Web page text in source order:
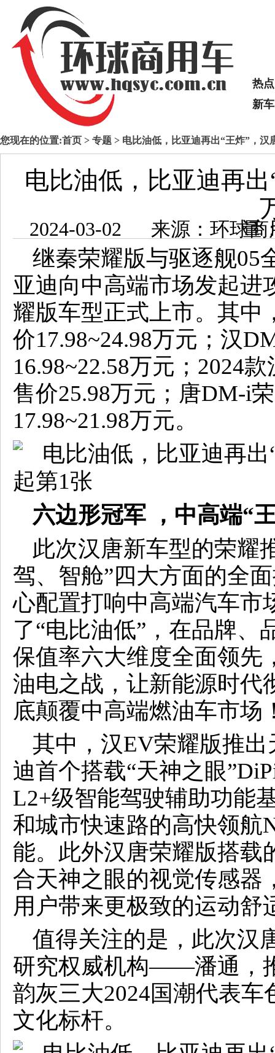
热点
新车
您现在的位置:首页 > 专题 > 电比油低，比亚迪再出“王炸”，汉
电比油低，比亚迪再
2024-03-02 来源：
继秦荣耀版与驱逐舰05
亚迪向中高端市场发起进
耀版车型正式上市。其中
价17.98~24.98万元；汉
16.98~22.58万元；2024
售价25.98万元；唐DM-i
17.98~21.98万元。
六边形冠军 ，中高端“
此次汉唐新车型的荣耀
驾、智舱”四大方面的全
心配置打响中高端汽车市
了“电比油低”，在品牌、
保值率六大维度全面领先
油电之战，让新能源时代
底颠覆中高端燃油车市场
其中，汉EV荣耀版推
迪首个搭载“天神之眼
L2+级智能驾驶辅助功能
和城市快速路的高快领航
能。此外汉唐荣耀版搭载
合天神之眼的视觉传感器
用户带来更极致的运动舒
值得关注的是，此次汉
研究权威机构——潘通，
韵灰三大2024国潮代表
文化标杆。